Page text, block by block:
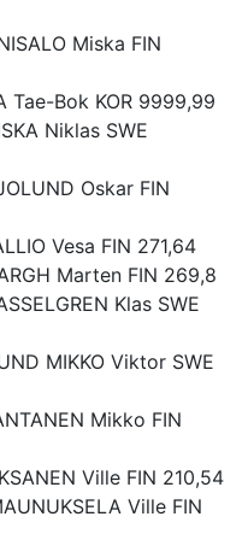
Miska FIN
Tae-Bok KOR 9999,99
Niklas SWE
Oskar FIN
Vesa FIN 271,64
Marten FIN 269,8
Klas SWE
MIKKO Viktor SWE
Mikko FIN
Ville FIN 210,54
Ville FIN